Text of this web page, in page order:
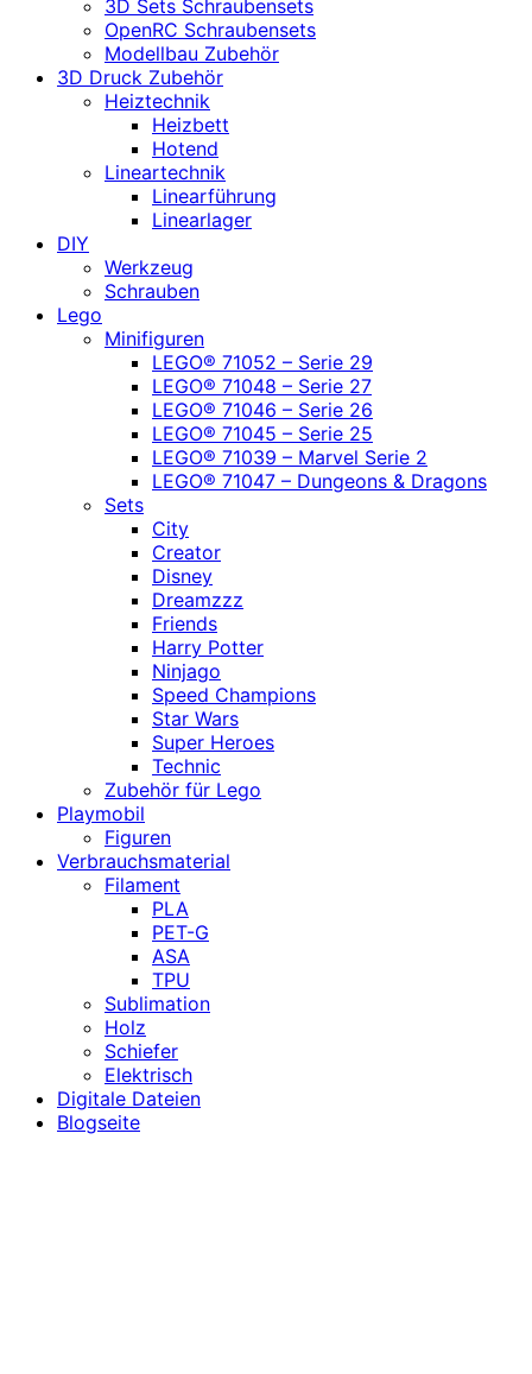
3D Sets Schraubensets
OpenRC Schraubensets
Modellbau Zubehör
3D Druck Zubehör
Heiztechnik
Heizbett
Hotend
Lineartechnik
Linearführung
Linearlager
DIY
Werkzeug
Schrauben
Lego
Minifiguren
LEGO® 71052 – Serie 29
LEGO® 71048 – Serie 27
LEGO® 71046 – Serie 26
LEGO® 71045 – Serie 25
LEGO® 71039 – Marvel Serie 2
LEGO® 71047 – Dungeons & Dragons
Sets
City
Creator
Disney
Dreamzzz
Friends
Harry Potter
Ninjago
Speed Champions
Star Wars
Super Heroes
Technic
Zubehör für Lego
Playmobil
Figuren
Verbrauchsmaterial
Filament
PLA
PET-G
ASA
TPU
Sublimation
Holz
Schiefer
Elektrisch
Digitale Dateien
Blogseite